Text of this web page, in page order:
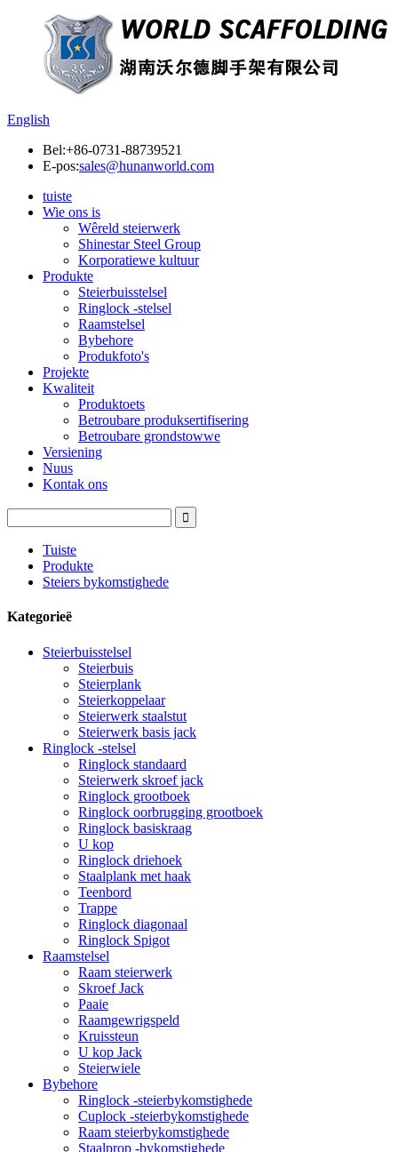
English
Bel:+86-0731-88739521
E-pos:sales@hunanworld.com
tuiste
Wie ons is
Wêreld steierwerk
Shinestar Steel Group
Korporatiewe kultuur
Produkte
Steierbuisstelsel
Ringlock -stelsel
Raamstelsel
Bybehore
Produkfoto's
Projekte
Kwaliteit
Produktoets
Betroubare produksertifisering
Betroubare grondstowwe
Versiening
Nuus
Kontak ons
Tuiste
Produkte
Steiers bykomstighede
Kategorieë
Steierbuisstelsel
Steierbuis
Steierplank
Steierkoppelaar
Steierwerk staalstut
Steierwerk basis jack
Ringlock -stelsel
Ringlock standaard
Steierwerk skroef jack
Ringlock grootboek
Ringlock oorbrugging grootboek
Ringlock basiskraag
U kop
Ringlock driehoek
Staalplank met haak
Teenbord
Trappe
Ringlock diagonaal
Ringlock Spigot
Raamstelsel
Raam steierwerk
Skroef Jack
Paaie
Raamgewrigspeld
Kruissteun
U kop Jack
Steierwiele
Bybehore
Ringlock -steierbykomstighede
Cuplock -steierbykomstighede
Raam steierbykomstighede
Staalprop -bykomstighede